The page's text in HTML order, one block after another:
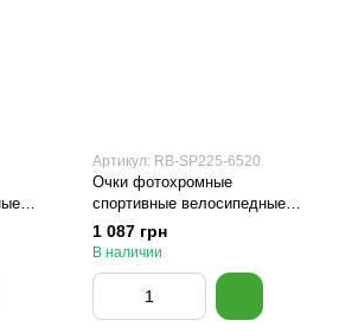
Артикул: RB-SP225-6520
Очки фотохромные
спортивные велосипедные
ROCKBROS SP225 Черные
1 087 грн
В наличии